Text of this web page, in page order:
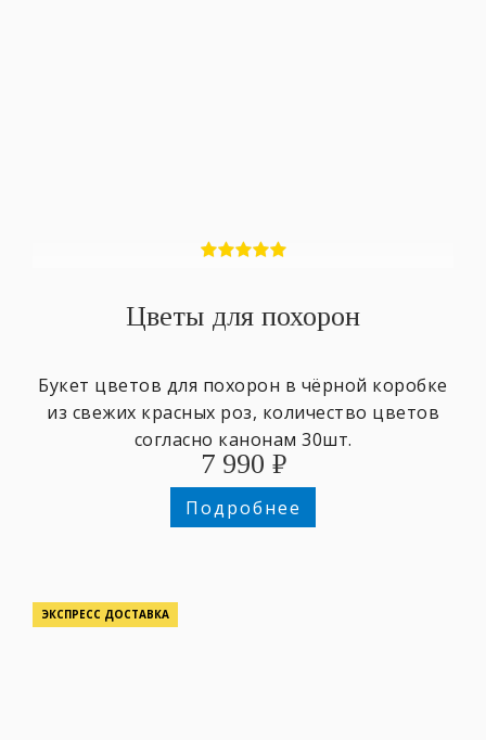
Цветы для похорон
Букет цветов для похорон в чёрной коробке
из свежих красных роз, количество цветов
согласно канонам 30шт.
7 990 ₽
Подробнее
ЭКСПРЕСС ДОСТАВКА